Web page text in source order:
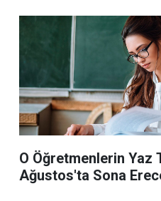
O Öğretmenlerin Yaz
Ağustos'ta Sona